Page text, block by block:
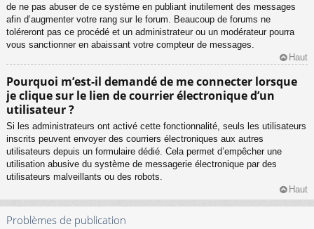
de ne pas abuser de ce système en publiant inutilement des messages
afin d’augmenter votre rang sur le forum. Beaucoup de forums ne
toléreront pas ce procédé et un administrateur ou un modérateur pourra
vous sanctionner en abaissant votre compteur de messages.
Haut
Pourquoi m’est-il demandé de me connecter lorsque
je clique sur le lien de courrier électronique d’un
utilisateur ?
Si les administrateurs ont activé cette fonctionnalité, seuls les utilisateurs
inscrits peuvent envoyer des courriers électroniques aux autres
utilisateurs depuis un formulaire dédié. Cela permet d’empêcher une
utilisation abusive du système de messagerie électronique par des
utilisateurs malveillants ou des robots.
Haut
Problèmes de publication